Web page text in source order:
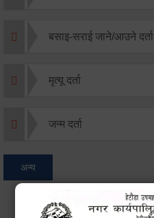
बसाइ-सराई जाने/आउने दर्ता
मृत्यू दर्ता
जन्म दर्ता
अन्य
थप विवरणहरु